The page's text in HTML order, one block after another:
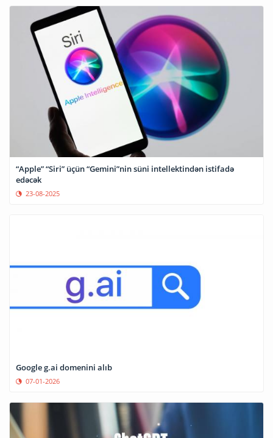
“Apple” “Siri” üçün “Gemini”nin süni intellektindən istifadə
edəcək
23-08-2025
Google g.ai domenini alıb
07-01-2026